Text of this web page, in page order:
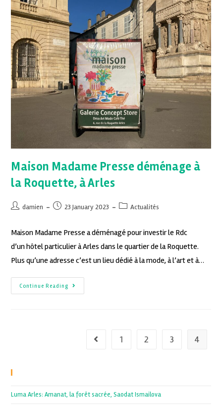
Maison Madame Presse déménage à
la Roquette, à Arles
damien 23 January 2023 Actualités
Maison Madame Presse a déménagé pour investir le Rdc
d’un hôtel particulier à Arles dans le quartier de la Roquette.
Plus qu’une adresse c’est un lieu dédié à la mode, à l’art et à…
Continue Reading
1 2 3 4
Luma Arles: Amanat, la forêt sacrée, Saodat Ismailova